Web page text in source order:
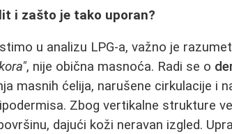
i zašto je tako uporan?
u analizu LPG-a, važno je
, nije obična masnoća. Radi se o
masnih ćelija, narušene cirkulacije i
Zbog vertikalne strukture
dajući koži neravan izgled.